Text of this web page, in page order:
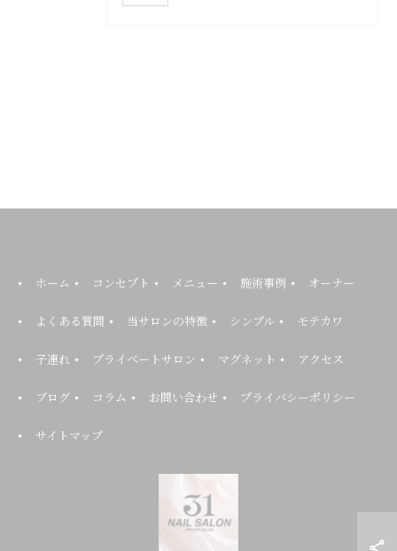
ホーム コンセプト メニュー 施術事例 オーナー
よくある質問 当サロンの特徴 シンプル モテカワ
子連れ プライベートサロン マグネット アクセス
ブログ コラム お問い合わせ プライバシーポリシー
サイトマップ